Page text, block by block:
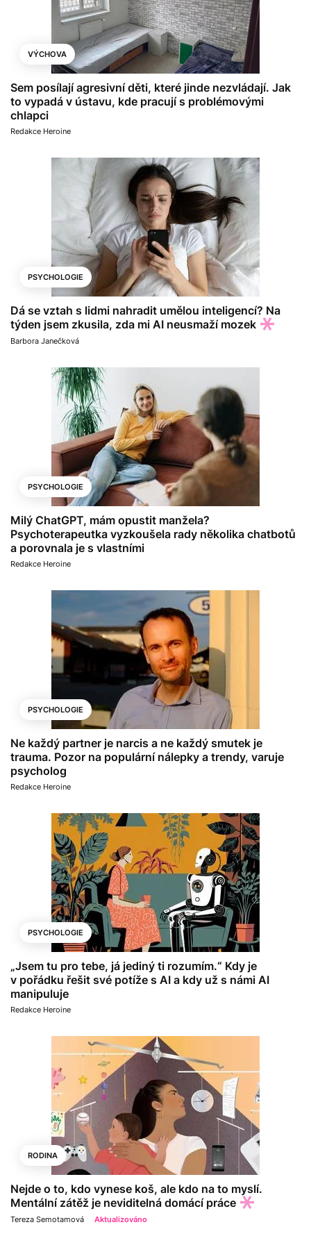
VÝCHOVA
Sem posílají agresivní děti, které jinde nezvládají. Jak
to vypadá v ústavu, kde pracují s problémovými
chlapci
Redakce Heroine
PSYCHOLOGIE
Dá se vztah s lidmi nahradit umělou inteligencí? Na
týden jsem zkusila, zda mi AI neusmaží mozek
Barbora Janečková
PSYCHOLOGIE
Milý ChatGPT, mám opustit manžela?
Psychoterapeutka vyzkoušela rady několika chatbotů
a porovnala je s vlastními
Redakce Heroine
PSYCHOLOGIE
Ne každý partner je narcis a ne každý smutek je
trauma. Pozor na populární nálepky a trendy, varuje
psycholog
Redakce Heroine
PSYCHOLOGIE
„Jsem tu pro tebe, já jediný ti rozumím.“ Kdy je
v pořádku řešit své potíže s AI a kdy už s námi AI
manipuluje
Redakce Heroine
RODINA
Nejde o to, kdo vynese koš, ale kdo na to myslí.
Mentální zátěž je neviditelná domácí práce
Tereza Semotamová Aktualizováno